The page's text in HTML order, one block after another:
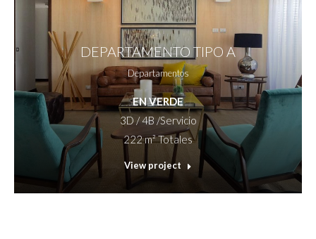
DEPARTAMENTO TIPO A
Departamentos
EN VERDE
3D / 4B /Servicio
222 m² Totales
View project